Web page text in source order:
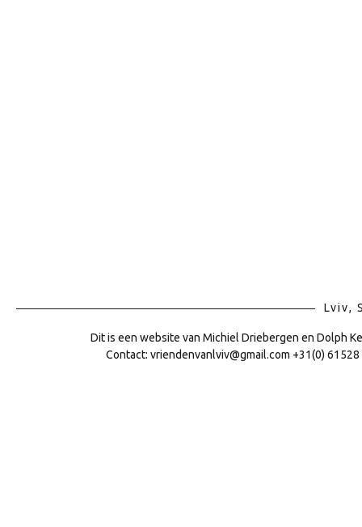
Lviv,
Dit is een website van Michiel Driebergen en Dolph
Contact: vriendenvanlviv@gmail.com +31(0)